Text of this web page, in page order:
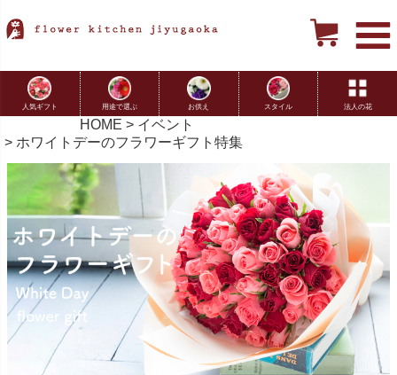
人気ギフト 用途で選ぶ お供え スタイル 法人の花
HOME
イベント
ホワイトデーのフラワーギフト特集